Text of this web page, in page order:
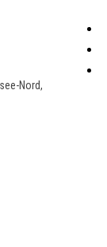
Nord,